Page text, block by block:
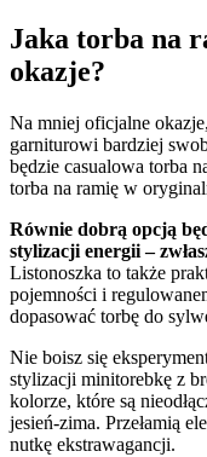
Jaka torba na
okazje?
Na mniej oficjalne
garniturowi bardziej
będzie casualowa torba
torba na ramię w
Równie dobrą opcją
stylizacji energii –
Listonoszka to także
pojemności i
dopasować torbę do
Nie boisz się
stylizacji minitorebkę z
kolorze, które są
jesień-zima. Przełamią
nutkę ekstrawagancji.